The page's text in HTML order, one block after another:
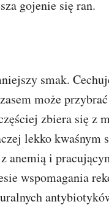
gojenie się ran.
smak.
może
zbiera się z
lekko kwaśnym
anemią i
wspomagania